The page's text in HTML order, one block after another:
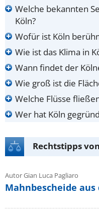
Welche bekannten
Köln?
Wofür ist Köln
Wie ist das Klima in
Wann findet der
Wie groß ist die
Welche Flüsse
Wer hat Köln
Rechtstipps
Autor Gian Luca Pagliaro
Mahnbescheide aus